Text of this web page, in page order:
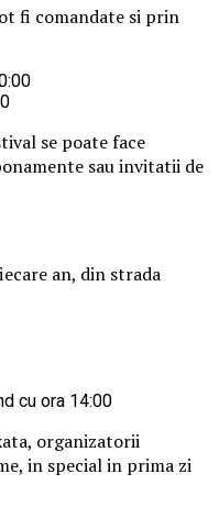
fi comandate si prin
se poate face
sau invitatii de
an, din strada
cu ora 14:00
organizatorii
in special in prima zi